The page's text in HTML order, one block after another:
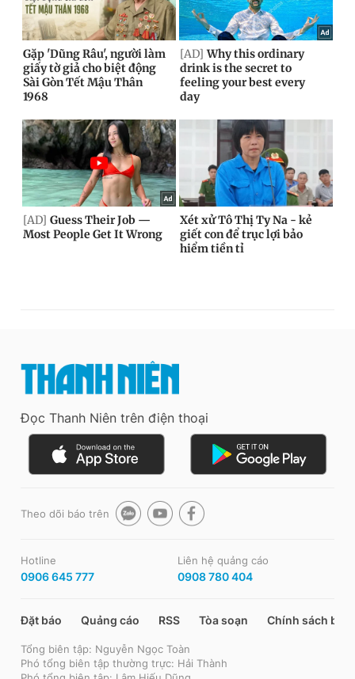
Đọc Thanh Niên trên điện thoại
Theo dõi báo trên
Hotline
0906 645 777
Liên hệ quảng cáo
0908 780 404
Đặt báo Quảng cáo RSS Tòa soạn Chính sách bảo
Tổng biên tập: Nguyễn Ngọc Toàn
Phó tổng biên tập thường trực: Hải Thành